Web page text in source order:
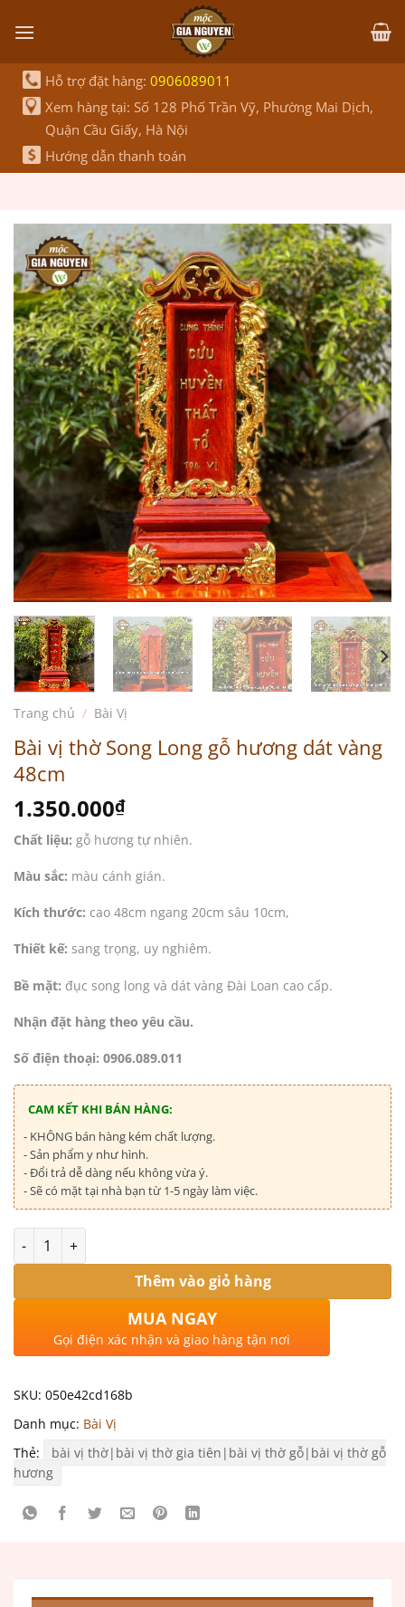
qua
dung
Hỗ trợ đặt hàng: 0906089011
Xem hàng tại: Số 128 Phố Trần Vỹ, Phường Mai Dịch,
Quận Cầu Giấy, Hà Nội
Hướng dẫn thanh toán
Trang chủ / Bài Vị
Bài vị thờ Song Long gỗ hương dát vàng
48cm
1.350.000₫
Chất liệu: gỗ hương tự nhiên.
Màu sắc: màu cánh gián.
Kích thước: cao 48cm ngang 20cm sâu 10cm,
Thiết kế: sang trọng, uy nghiêm.
Bề mặt: đục song long và dát vàng Đài Loan cao cấp.
Nhận đặt hàng theo yêu cầu.
Số điện thoại: 0906.089.011
CAM KẾT KHI BÁN HÀNG:
- KHÔNG bán hàng kém chất lượng.
- Sản phẩm y như hình.
- Đổi trả dễ dàng nếu không vừa ý.
- Sẽ có mặt tại nhà bạn từ 1-5 ngày làm việc.
Số lượng
Thêm vào giỏ hàng
MUA NGAY
Gọi điện xác nhận và giao hàng tận nơi
SKU: 050e42cd168b
Danh mục: Bài Vị
Thẻ:
bài vị thờ|bài vị thờ gia tiên|bài vị thờ gỗ|bài vị thờ gỗ
hương